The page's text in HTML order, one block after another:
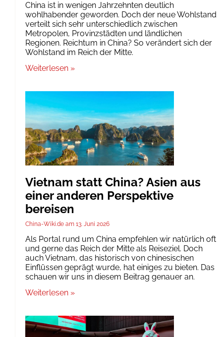
China ist in wenigen Jahrzehnten deutlich
wohlhabender geworden. Doch der neue Wohlstand
verteilt sich sehr unterschiedlich zwischen
Metropolen, Provinzstädten und ländlichen
Regionen. Reichtum in China? So verändert sich der
Wohlstand im Reich der Mitte.
Weiterlesen »
Vietnam statt China? Asien aus
einer anderen Perspektive
bereisen
China-Wiki.de 13. Juni 2026
Als Portal rund um China empfehlen wir natürlich oft
und gerne das Reich der Mitte als Reiseziel. Doch
auch Vietnam, das historisch von chinesischen
Einflüssen geprägt wurde, hat einiges zu bieten. Das
schauen wir uns in diesem Beitrag genauer an.
Weiterlesen »